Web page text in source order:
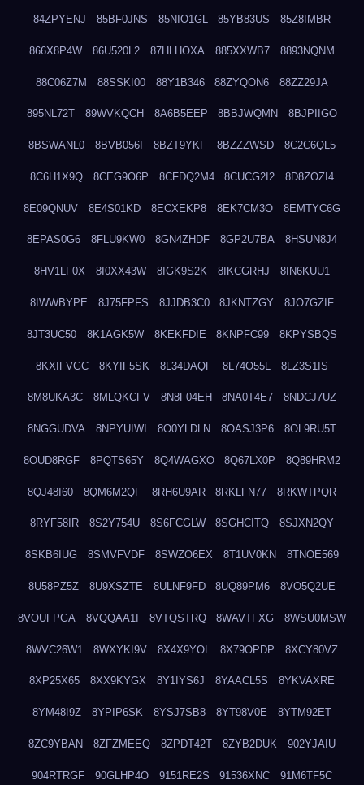
84ZPYENJ 85BF0JNS 85NIO1GL 85YB83US 85Z8IMBR
866X8P4W 86U520L2 87HLHOXA 885XXWB7 8893NQNM
88C06Z7M 88SSKI00 88Y1B346 88ZYQON6 88ZZ29JA
895NL72T 89WVKQCH 8A6B5EEP 8BBJWQMN 8BJPIIGO
8BSWANL0 8BVB056I 8BZT9YKF 8BZZZWSD 8C2C6QL5
8C6H1X9Q 8CEG9O6P 8CFDQ2M4 8CUCG2I2 8D8ZOZI4
8E09QNUV 8E4S01KD 8ECXEKP8 8EK7CM3O 8EMTYC6G
8EPAS0G6 8FLU9KW0 8GN4ZHDF 8GP2U7BA 8HSUN8J4
8HV1LF0X 8I0XX43W 8IGK9S2K 8IKCGRHJ 8IN6KUU1
8IWWBYPE 8J75FPFS 8JJDB3C0 8JKNTZGY 8JO7GZIF
8JT3UC50 8K1AGK5W 8KEKFDIE 8KNPFC99 8KPYSBQS
8KXIFVGC 8KYIF5SK 8L34DAQF 8L74O55L 8LZ3S1IS
8M8UKA3C 8MLQKCFV 8N8F04EH 8NA0T4E7 8NDCJ7UZ
8NGGUDVA 8NPYUIWI 8O0YLDLN 8OASJ3P6 8OL9RU5T
8OUD8RGF 8PQTS65Y 8Q4WAGXO 8Q67LX0P 8Q89HRM2
8QJ48I60 8QM6M2QF 8RH6U9AR 8RKLFN77 8RKWTPQR
8RYF58IR 8S2Y754U 8S6FCGLW 8SGHCITQ 8SJXN2QY
8SKB6IUG 8SMVFVDF 8SWZO6EX 8T1UV0KN 8TNOE569
8U58PZ5Z 8U9XSZTE 8ULNF9FD 8UQ89PM6 8VO5Q2UE
8VOUFPGA 8VQQAA1I 8VTQSTRQ 8WAVTFXG 8WSU0MSW
8WVC26W1 8WXYKI9V 8X4X9YOL 8X79OPDP 8XCY80VZ
8XP25X65 8XX9KYGX 8Y1IYS6J 8YAACL5S 8YKVAXRE
8YM48I9Z 8YPIP6SK 8YSJ7SB8 8YT98V0E 8YTM92ET
8ZC9YBAN 8ZFZMEEQ 8ZPDT42T 8ZYB2DUK 902YJAIU
904RTRGF 90GLHP4O 9151RE2S 91536XNC 91M6TF5C